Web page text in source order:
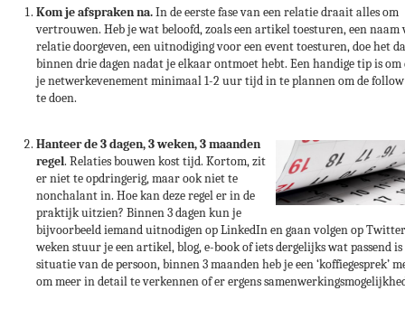
Kom je afspraken na.In de eerste fase van een relatie draait alles om
vertrouwen. Heb je wat beloofd, zoals een artikel toesturen, een naam
relatie doorgeven, een uitnodiging voor een event toesturen, doe het
binnen drie dagen nadat je elkaar ontmoet hebt. Een handige tip is om
je netwerkevenement minimaal 1-2 uur tijd in te plannen om de
te doen.
Hanteer de 3 dagen, 3 weken, 3 maanden
regel. Relaties bouwen kost tijd. Kortom, zit
er niet te opdringerig, maar ook niet te
nonchalant in. Hoe kan deze regel er in de
praktijk uitzien? Binnen 3 dagen kun je
bijvoorbeeld iemand uitnodigen op LinkedIn en gaan volgen op
weken stuur je een artikel, blog, e-book of iets dergelijks wat passend
situatie van de persoon, binnen 3 maanden heb je een ‘koffiegesprek’
om meer in detail te verkennen of er ergens